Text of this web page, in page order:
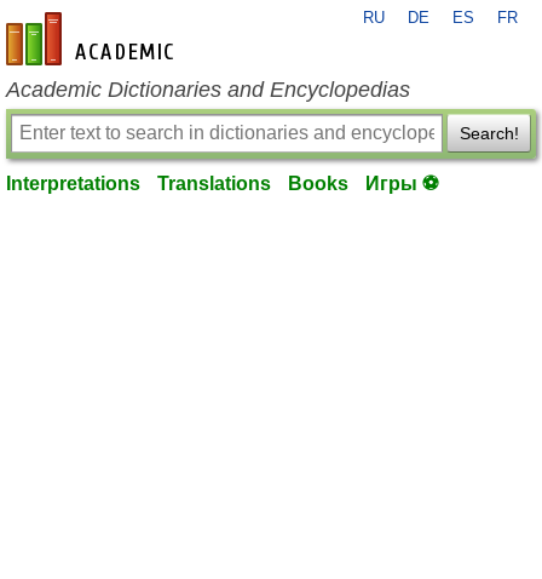
en-academic.com
RU DE ES FR
Academic Dictionaries and Encyclopedias
Search!
Interpretations Translations Books Игры ⚽